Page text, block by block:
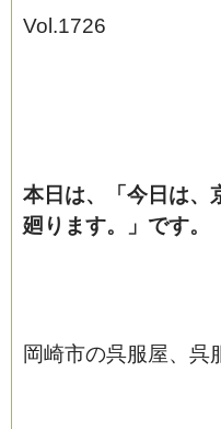
ブログ
Vol.1726
本日は、「今日は、
廻ります。」です。
岡崎市の呉服屋、呉